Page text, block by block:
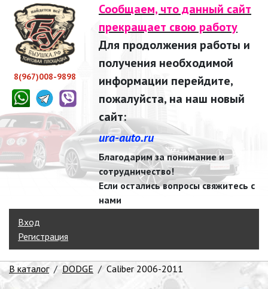
8(967)008-9898
Сообщаем, что данный сайт
прекращает свою работу
Для продолжения работы и
получения необходимой
информации перейдите,
пожалуйста, на наш новый
сайт:
ura-auto.ru
Благодарим за понимание и
сотрудничество!
Если остались вопросы свяжитесь с
нами
Вход
Регистрация
В каталог / DODGE / Caliber 2006-2011